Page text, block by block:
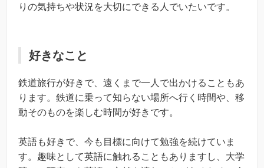
りの気持ちや状況を大切にできる人でいたいです。
好きなこと
鉄道旅行が好きで、遠くまで一人で出かけることもあ
ります。鉄道に乗って知らない場所へ行く時間や、移
動そのものを楽しむ時間が好きです。
英語も好きで、今も目標に向けて勉強を続けていま
す。趣味として英語に触れることもありますし、大学